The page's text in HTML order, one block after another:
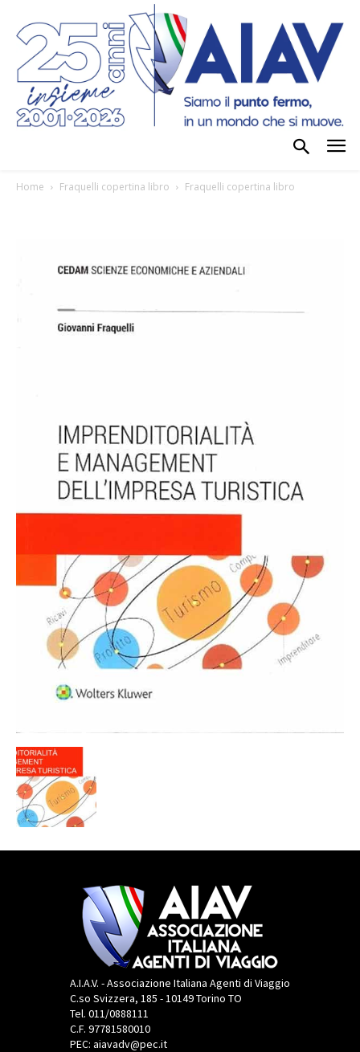
Home Fraquelli copertina libro Fraquelli copertina libro
A.I.A.V. - Associazione Italiana Agenti di Viaggio
C.so Svizzera, 185 - 10149 Torino TO
Tel. 011/0888111
C.F. 97781580010
PEC: aiavadv@pec.it